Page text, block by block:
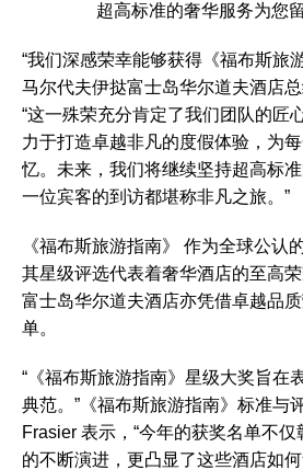
超高标准的奢华服务为您
“我们深感荣幸能够获得《福布斯旅
马尔代夫伊挞富士岛华尔道夫酒店
“这一殊荣充分肯定了我们团队的匠
力于打造卓越非凡的度假体验，为
忆。未来，我们将继续坚持超高标
一位宾客的到访都堪称非凡之旅。”
《福布斯旅游指南》 作为全球公认
其星级评选代表着奢华酒店的至高
富士岛华尔道夫酒店亦凭借卓越品
单。
“《福布斯旅游指南》星级大奖旨在
典范。”《福布斯旅游指南》标准与
Frasier 表示，“今年的获奖名单不
的不断演进，更凸显了这些酒店如